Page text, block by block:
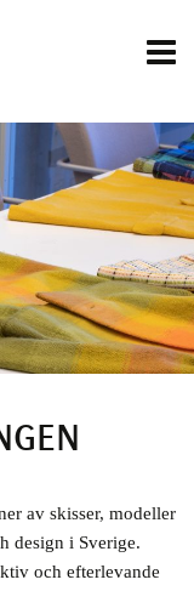
av skisser, modeller
design i Sverige.
och efterlevande